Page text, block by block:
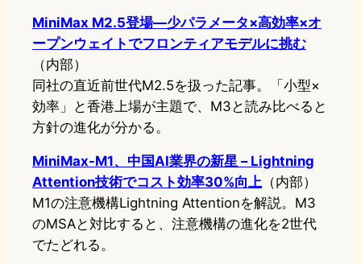
MiniMax M2.5登場—少パラメータ×高効率×オ
ープンウェイトでフロンティアモデルに挑む
（内部）
同社の直近前世代M2.5を扱った記事。「小型×
効率」と香港上場が主題で、M3と読み比べると
方針の進化が分かる。
MiniMax-M1、中国AI業界の新星 – Lightning
Attention技術でコスト効率30%向上 （内部）
M1の注意機構Lightning Attentionを解説。M3
のMSAと対比すると、注意機構の進化を2世代
でたどれる。